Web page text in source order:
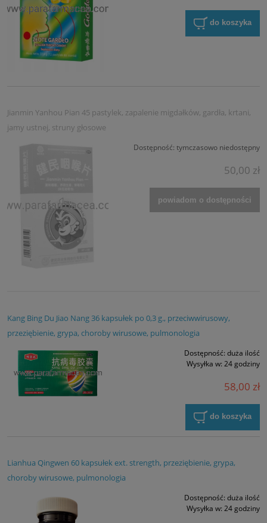
do koszyka
Jianmin Yanhou Pian 45 pastylek, zapalenie migdałków, gardła, krtani,
jamy ustnej, struny głosowe
Dostępność: tymczasowo niedostępny
50,00 zł
powiadom o dostępności
Kang Bing Du Jiao Nang 36 kapsułek po 0,3 g., przeciwwirusowy,
przeziębienie, grypa, choroby wirusowe, pulmonologia
Dostępność: duża ilość
Wysyłka w: 24 godziny
58,00 zł
do koszyka
Lianhua Qingwen 60 kapsułek ext. strength, przeziębienie, grypa,
choroby wirusowe, pulmonologia
Dostępność: duża ilość
Wysyłka w: 24 godziny